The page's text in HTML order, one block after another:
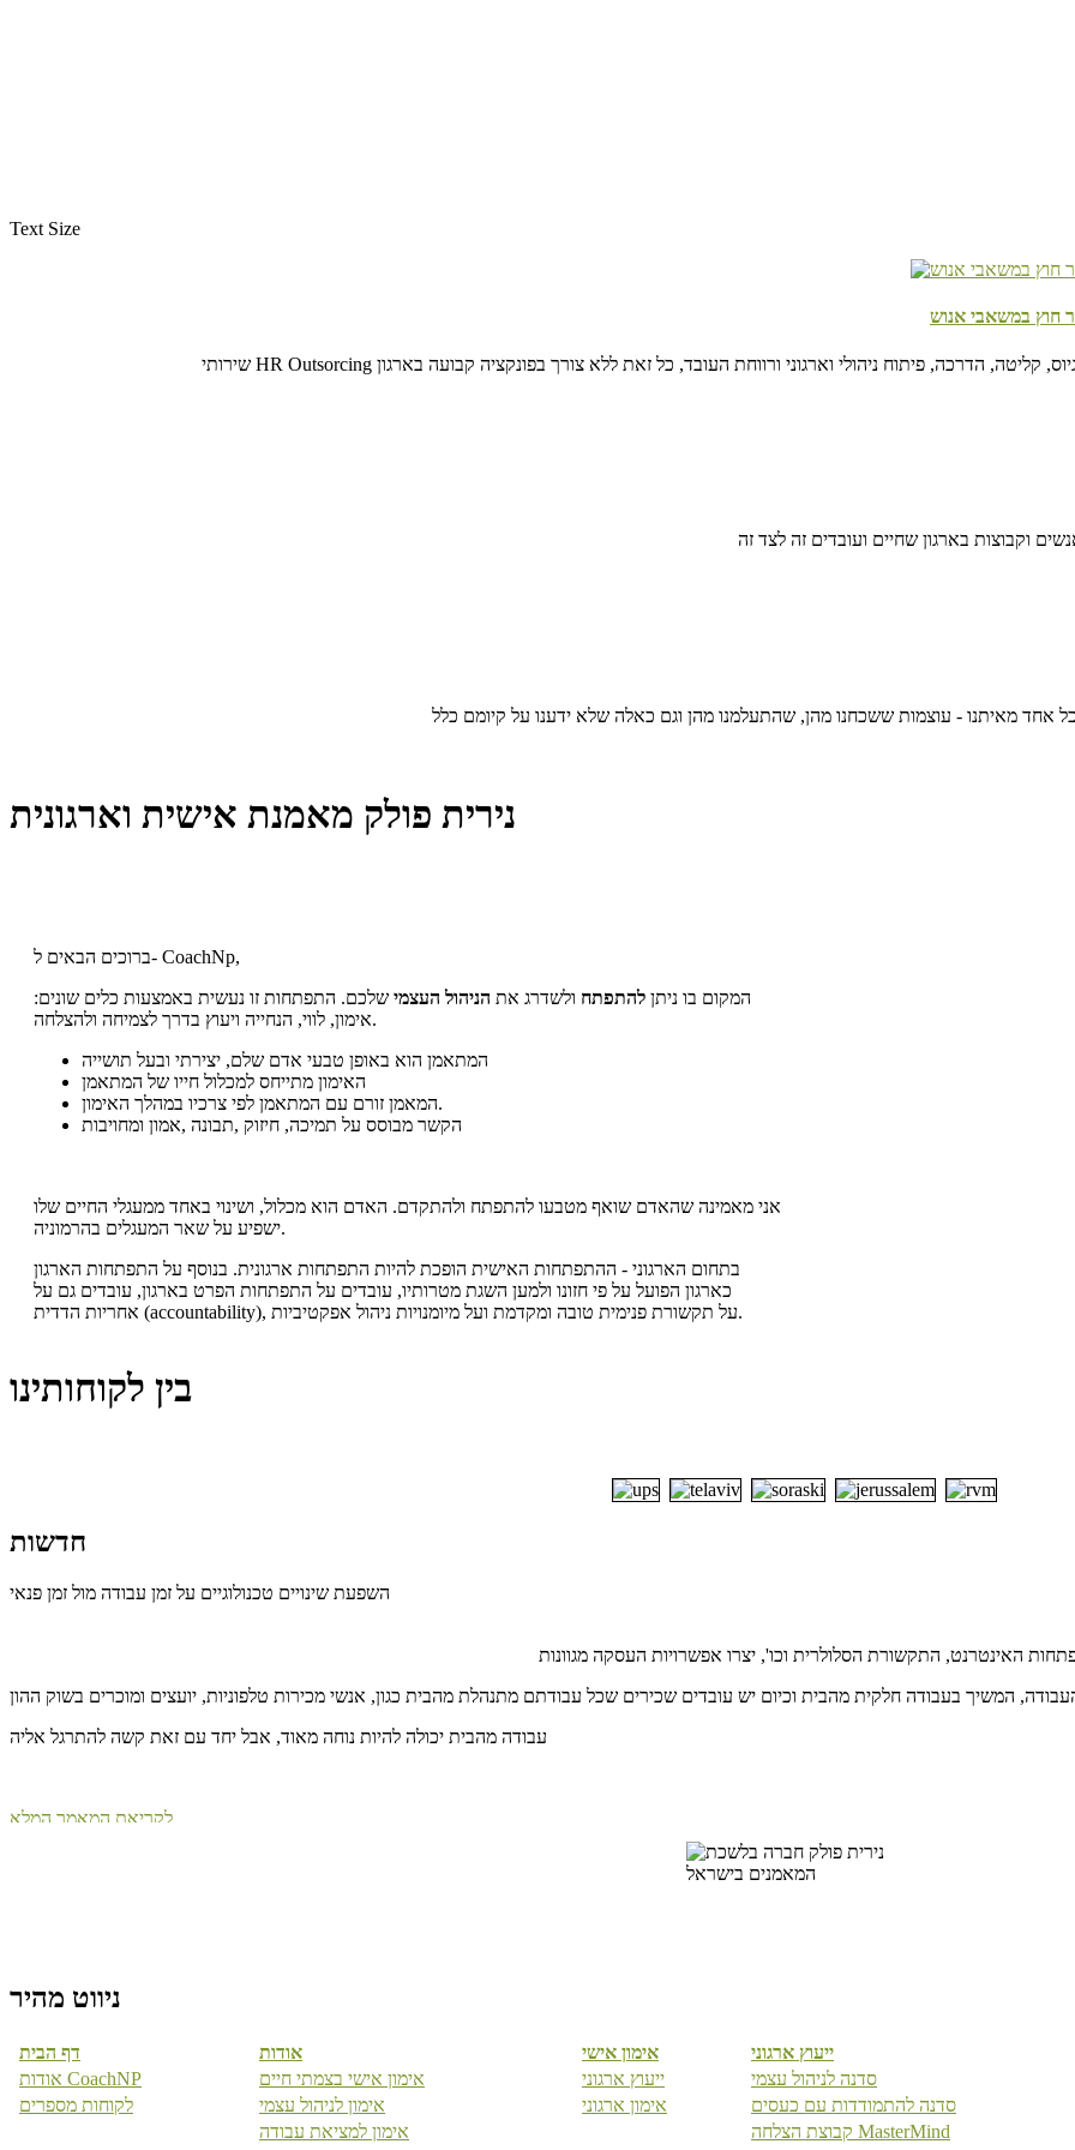
Text Size
חוץ במשאבי אנוש
וקבוצות בארגון שחיים ועובדים זה לצד זה
אחד מאיתנו - עוצמות ששכחנו מהן, שהתעלמנו מהן וגם כאלה שלא ידענו על קיומם כלל
נירית פולק מאמנת אישית וארגונית
ברוכים הבאים ל- CoachNp,
המקום בו ניתן להתפתח ולשדרג את הניהול העצמי שלכם. התפתחות זו נעשית באמצעות כלים שונים:
אימון, לווי, הנחייה ויעוץ בדרך לצמיחה ולהצלחה.
המתאמן הוא באופן טבעי אדם שלם, יצירתי ובעל תושייה
האימון מתייחס למכלול חייו של המתאמן
המאמן זורם עם המתאמן לפי צרכיו במהלך האימון.
הקשר מבוסס על תמיכה, חיזוק ,תבונה ,אמון ומחויבות
אני מאמינה שהאדם שואף מטבעו להתפתח ולהתקדם. האדם הוא מכלול, ושינוי באחד ממעגלי החיים שלו
ישפיע על שאר המעגלים בהרמוניה.
בתחום הארגוני - ההתפתחות האישית הופכת להיות התפתחות ארגונית. בנוסף על התפתחות הארגון
כארגון הפועל על פי חזונו ולמען השגת מטרותיו, עובדים על התפתחות הפרט בארגון, עובדים גם על
אחריות הדדית (accountability), על תקשורת פנימית טובה ומקדמת ועל מיומנויות ניהול אפקטיביות.
בין לקוחותינו
חדשות
השפעת שינויים טכנולוגיים על זמן עבודה מול זמן פנאי
עבודה מהבית יכולה להיות נוחה מאוד, אבל יחד עם זאת קשה להתרגל אליה
לקריאת המאמר המלא
קרה לכם שעשיתם ספורט ותוך כדי הספורט חשבתם על מיליון דברים אחרים?
קבלו ניסוי עצמי להעצמת תחושת ההווה
ניווט מהיר
דף הבית אודות אימון אישי
ייעוץ ארגוני
אודות CoachNP
אימון אישי בצמתי חיים ייעוץ ארגוני
סדנה לניהול עצמי
לקוחות מספרים
אימון לניהול עצמי אימון ארגוני
סדנה להתמודדות עם כעסים
אימון למציאת עבודה
קבוצת הצלחה MasterMind